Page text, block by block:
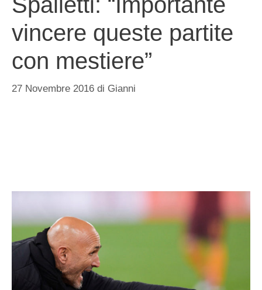
vincere queste partite
con mestiere”
27 Novembre 2016 di Gianni